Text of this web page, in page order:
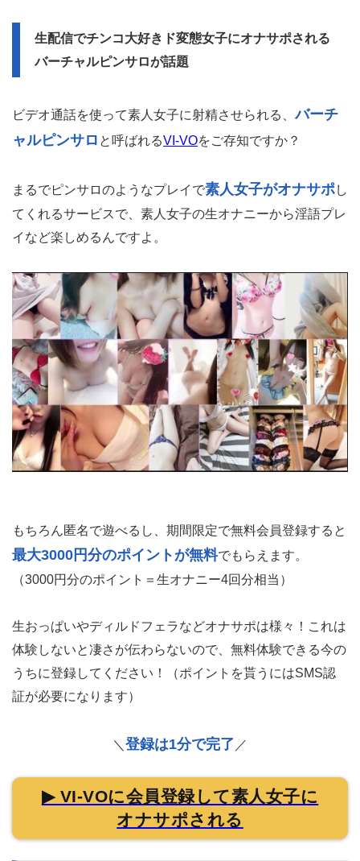
生配信でチンコ大好きド変態女子にオナサポされる
バーチャルピンサロが話題
ビデオ通話を使って素人女子に射精させられる、バーチ
ャルピンサロ と呼ばれるVI-VOをご存知ですか？
まるでピンサロのようなプレイで素人女子がオナサポし
てくれるサービスで、素人女子の生オナニーから淫語プレ
イなど楽しめるんですよ。
もちろん匿名で遊べるし、期間限定で無料会員登録すると
最大3000円分のポイントが無料でもらえます。
（3000円分のポイント＝生オナニー4回分相当）
生おっぱいやディルドフェラなどオナサポは様々！これは
体験しないと凄さが伝わらないので、無料体験できる今の
うちに登録してください！（ポイントを貰うにはSMS認
証が必要になります）
＼ 登録は1分で完了 ／
▶ VI-VOに会員登録して素人女子に
オナサポされる